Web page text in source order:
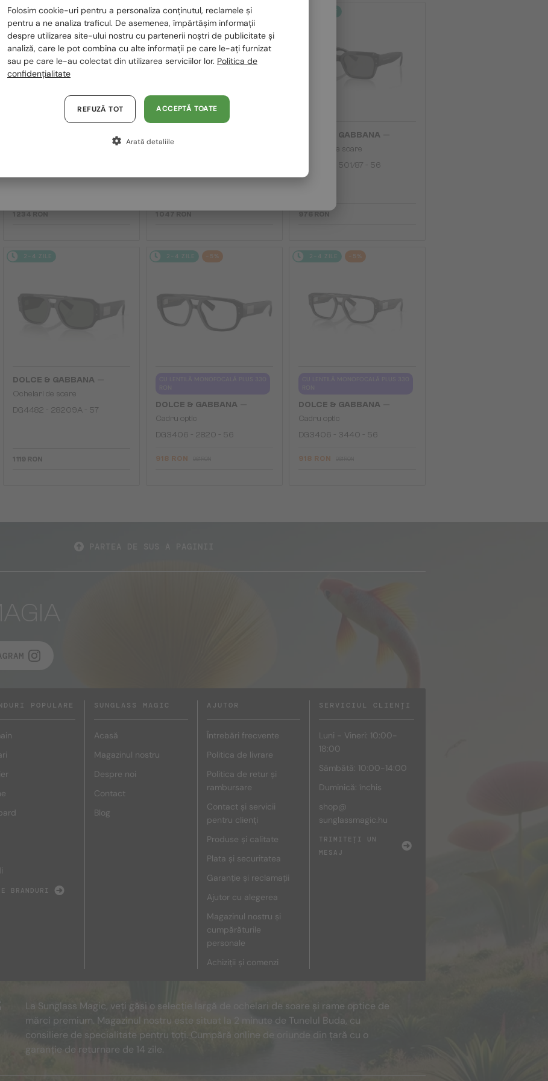
2-4 ZILE
1 234 RON
2-4 ZILE
1 047 RON
DOLCE & GABBANA
Ochelari de soare
DG4460 - ​501/87 - ​56
976 RON
2-4 ZILE
DOLCE & GABBANA
Ochelari de soare
DG4482 - ​28209A - ​57
1 119 RON
2-4 ZILE -5%
DOLCE & GABBANA
Cadru optic
DG3406 - ​2820 - ​56
918 RON
2-4 ZILE -5%
DOLCE & GABBANA
Cadru optic
DG3406 - ​3440 - ​56
918 RON
POPULARE
BRANDURI
SUNGLASS MAGIC
Acasă
Magazinul nostru
Despre noi
Contact
Blog
AJUTOR
Întrebări frecvente
Politica de livrare
Politica de retur și
rambursare
Contact și servicii
pentru clienți
Produse și calitate
Plata și securitatea
Garanție și reclamații
Ajutor cu alegerea
Magazinul nostru și
cumpărăturile
personale
Achiziții și comenzi
SERVICIUL CLIENȚI
Luni - Vineri: 10:00-
18:00
Sâmbătă: 10:00-14:00
Duminică: închis
shop@
sunglassmagic.hu
TRIMITEȚI UN
MESAJ
La Sunglass Magic, veți găsi o selecție largă de ochelari de soare și rame optice de
mărci premium. Magazinul nostru este situat la 2 minute de Tunelul Buda, cu
consiliere de specialitate pentru toți. Cumpără online de oriunde din țară cu o
garanție de returnare de 14 zile.
România / RO
Polska / PL
Magyarország / HU
Austria / AT
Folosim cookie-uri pentru a personaliza conținutul, reclamele și
pentru a ne analiza traficul. De asemenea, împărtășim informații
despre utilizarea site-ului nostru cu partenerii noștri de publicitate și
analiză, care le pot combina cu alte informații pe care le-ați furnizat
sau pe care le-au colectat din utilizarea serviciilor lor. Politica de
confidențialitate
ACCEPTĂ TOATE
REFUZĂ TOT
Arată detaliile